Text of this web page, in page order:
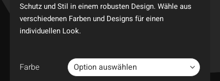
Schutz und Stil in einem robusten Design. Wähle aus
verschiedenen Farben und Designs für einen
individuellen Look.
Farbe